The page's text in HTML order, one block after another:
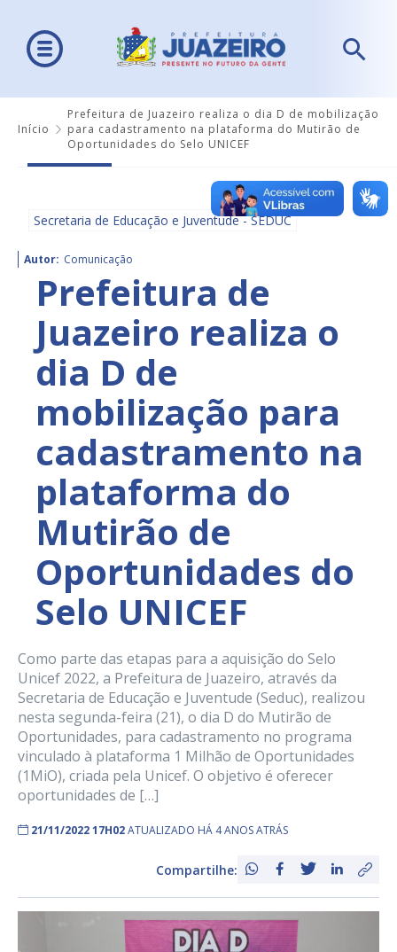
Início
Prefeitura de Juazeiro realiza o dia D de mobilização
para cadastramento na plataforma do Mutirão de
Oportunidades do Selo UNICEF
Secretaria de Educação e Juventude - SEDUC
Autor: Comunicação
Prefeitura de
Juazeiro realiza o
dia D de
mobilização para
cadastramento na
plataforma do
Mutirão de
Oportunidades do
Selo UNICEF
Como parte das etapas para a aquisição do Selo
Unicef 2022, a Prefeitura de Juazeiro, através da
Secretaria de Educação e Juventude (Seduc), realizou
nesta segunda-feira (21), o dia D do Mutirão de
Oportunidades, para cadastramento no programa
vinculado à plataforma 1 Milhão de Oportunidades
(1MiO), criada pela Unicef. O objetivo é oferecer
oportunidades de […]
21/11/2022 17H02ATUALIZADO HÁ 4 ANOS ATRÁS
Compartilhe: